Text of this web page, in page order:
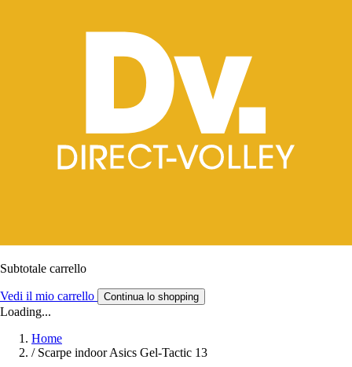
Subtotale carrello
Vedi il mio carrello Continua lo shopping
Loading...
Home
/ Scarpe indoor Asics Gel-Tactic 13